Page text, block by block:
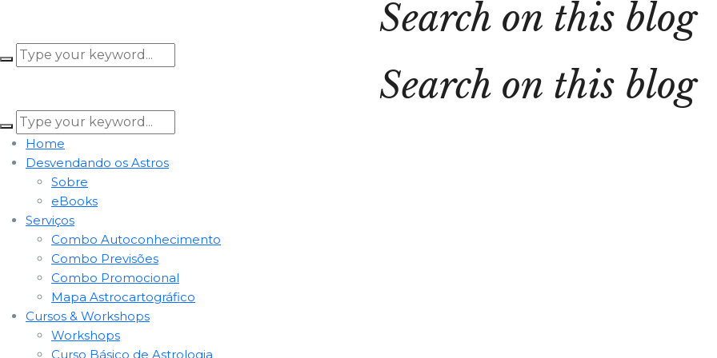
Search on this blog
Search on this blog
Home
Desvendando os Astros
Sobre
eBooks
Serviços
Combo Autoconhecimento
Combo Previsões
Combo Promocional
Mapa Astrocartográfico
Cursos & Workshops
Workshops
Curso Básico de Astrologia